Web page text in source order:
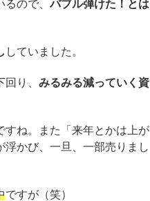
るので、バブル弾けた！とは
していました。
り、 みるみる減っていく資
すね。また「来年とかは上が
かび、一旦、一部売りまし
ですが（笑）